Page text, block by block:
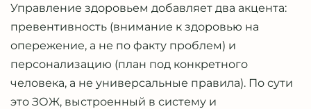
Управление здоровьем добавляет два акцента:
превентивность (внимание к здоровью на
опережение, а не по факту проблем) и
персонализацию (план под конкретного
человека, а не универсальные правила). По сути
это ЗОЖ, выстроенный в систему и